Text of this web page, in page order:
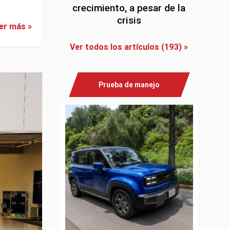
más »
crecimiento, a pesar de la
crisis
Ver todos los artículos (193) »
Prueba de manejo